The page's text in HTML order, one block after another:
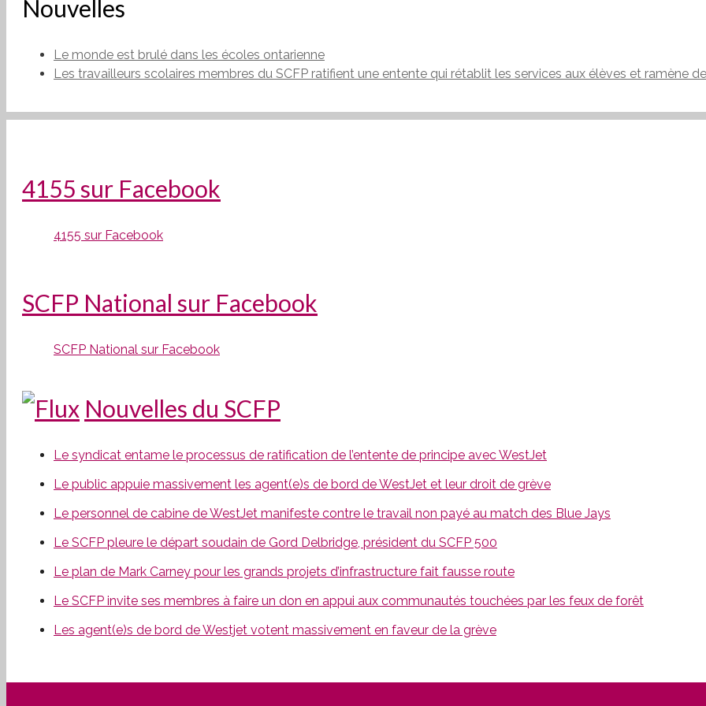
Nouvelles
Le monde est brulé dans les écoles ontarienne
Les travailleurs scolaires membres du SCFP ratifient une entente qui rétablit les services aux élèves et ramène
4155 sur Facebook
4155 sur Facebook
SCFP National sur Facebook
SCFP National sur Facebook
Nouvelles du SCFP
Le syndicat entame le processus de ratification de l’entente de principe avec WestJet
Le public appuie massivement les agent(e)s de bord de WestJet et leur droit de grève
Le personnel de cabine de WestJet manifeste contre le travail non payé au match des Blue Jays
Le SCFP pleure le départ soudain de Gord Delbridge, président du SCFP 500
Le plan de Mark Carney pour les grands projets d’infrastructure fait fausse route
Le SCFP invite ses membres à faire un don en appui aux communautés touchées par les feux de forêt
Les agent(e)s de bord de Westjet votent massivement en faveur de la grève